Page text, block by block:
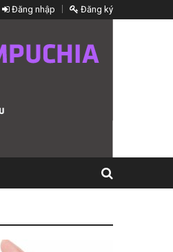
Đăng nhập Đăng ký